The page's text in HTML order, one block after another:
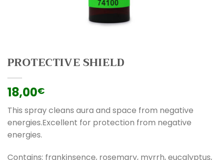
PROTECTIVE SHIELD
18,00€
This spray cleans aura and space from negative
energies.Excellent for protection from negative
energies.
Contains: frankinsence, rosemary, myrrh, eucalyptus,